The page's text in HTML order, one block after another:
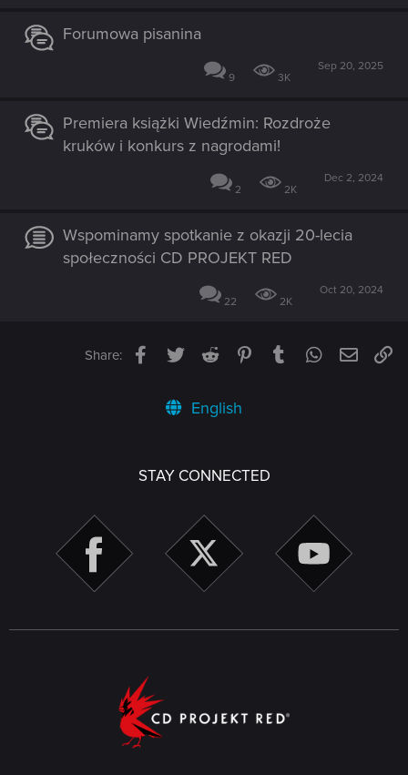
Forumowa pisanina
9 3K
Sep 20, 2025
Premiera książki Wiedźmin: Rozdroże
kruków i konkurs z nagrodami!
2 2K
Dec 2, 2024
Wspominamy spotkanie z okazji 20-lecia
społeczności CD PROJEKT RED
22 2K
Oct 20, 2024
Share: Facebook
TwitterReddit PinterestTumblrWhatsApp
Email
English
STAY CONNECTED